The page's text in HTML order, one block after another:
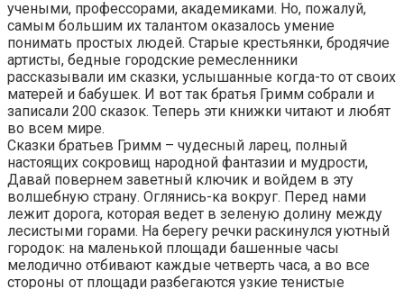
учеными, профессорами, академиками. Но, пожалуй,
самым большим их талантом оказалось умение
понимать простых людей. Старые крестьянки, бродячие
артисты, бедные городские ремесленники
рассказывали им сказки, услышанные когда-то от своих
матерей и бабушек. И вот так братья Гримм собрали и
записали 200 сказок. Теперь эти книжки читают и любят
во всем мире.
Сказки братьев Гримм – чудесный ларец, полный
настоящих сокровищ народной фантазии и мудрости,
Давай повернем заветный ключик и войдем в эту
волшебную страну. Оглянись-ка вокруг. Перед нами
лежит дорога, которая ведет в зеленую долину между
лесистыми горами. На берегу речки раскинулся уютный
городок: на маленькой площади башенные часы
мелодично отбивают каждые четверть часа, а во все
стороны от площади разбегаются узкие тенистые